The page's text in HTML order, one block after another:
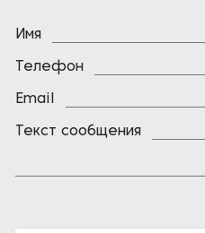
Имя
Телефон
Email
Текст сообщения